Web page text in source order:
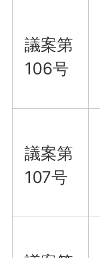
議案​​​​​​​第
106号
議案​​​​​​​第
107号